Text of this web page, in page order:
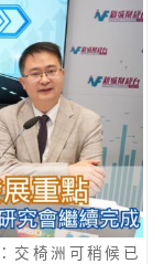
交椅洲可稍候已